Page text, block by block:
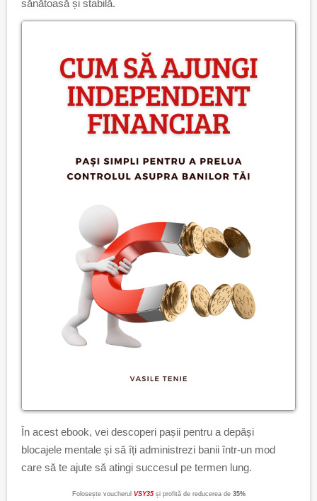
sănătoasă și stabilă.
În acest ebook, vei descoperi pașii pentru a depăși
blocajele mentale și să îți administrezi banii într-un mod
care să te ajute să atingi succesul pe termen lung.
Folosește voucherul VSY35 și profită de reducerea de 35%